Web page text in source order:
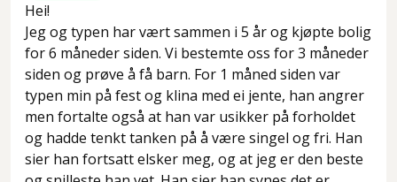
Hei!
Jeg og typen har vært sammen i 5 år og kjøpte bolig
for 6 måneder siden. Vi bestemte oss for 3 måneder
siden og prøve å få barn. For 1 måned siden var
typen min på fest og klina med ei jente, han angrer
men fortalte også at han var usikker på forholdet
og hadde tenkt tanken på å være singel og fri. Han
sier han fortsatt elsker meg, og at jeg er den beste